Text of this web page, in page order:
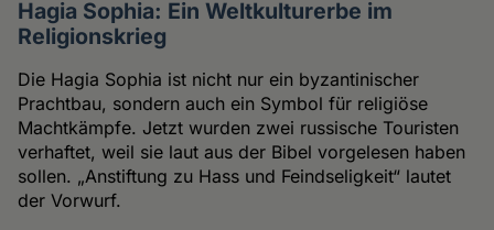
Hagia Sophia: Ein Weltkulturerbe im
Religionskrieg
Die Hagia Sophia ist nicht nur ein byzantinischer
Prachtbau, sondern auch ein Symbol für religiöse
Machtkämpfe. Jetzt wurden zwei russische Touristen
verhaftet, weil sie laut aus der Bibel vorgelesen haben
sollen. „Anstiftung zu Hass und Feindseligkeit“ lautet
der Vorwurf.